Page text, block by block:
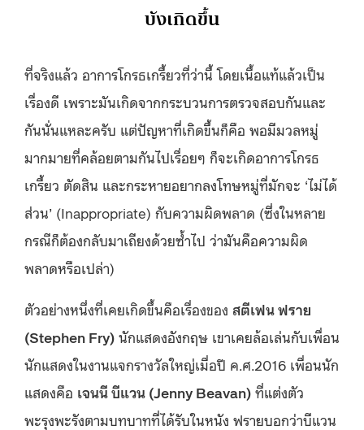
บังเกิดขึ้น
ที่จริงแล้ว อาการโกรธเกรี้ยวที่ว่านี้ โดยเนื้อแท้แล้วเป็น
เรื่องดี เพราะมันเกิดจากกระบวนการตรวจสอบกันและ
กันนั่นแหละครับ แต่ปัญหาที่เกิดขึ้นก็คือ พอมีมวลหมู่
มากมายที่คล้อยตามกันไปเรื่อยๆ ก็จะเกิดอาการโกรธ
เกรี้ยว ตัดสิน และกระหายอยากลงโทษหมู่ที่มักจะ ‘ไม่ได้
ส่วน’ (Inappropriate) กับความผิดพลาด (ซึ่งในหลาย
กรณีก็ต้องกลับมาเถียงด้วยซ้ำไป ว่ามันคือความผิด
พลาดหรือเปล่า)
ตัวอย่างหนึ่งที่เคยเกิดขึ้นคือเรื่องของ สตีเฟน ฟราย
(Stephen Fry) นักแสดงอังกฤษ เขาเคยล้อเล่นกับเพื่อน
นักแสดงในงานแจกรางวัลใหญ่เมื่อปี ค.ศ.2016 เพื่อนนัก
แสดงคือ เจนนี บีแวน (Jenny Beavan) ที่แต่งตัว
พะรุงพะรังตามบทบาทที่ได้รับในหนัง ฟรายบอกว่าบีแวน